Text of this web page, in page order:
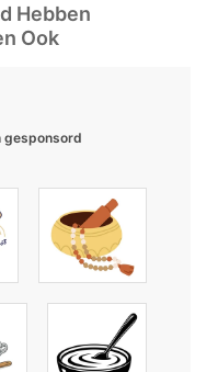
Hebben
Ook
gesponsord